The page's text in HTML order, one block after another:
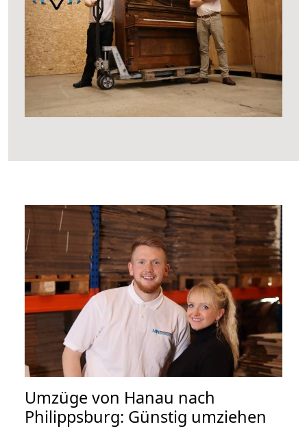
Umzüge von Hanau nach
Philippsburg: Günstig umziehen